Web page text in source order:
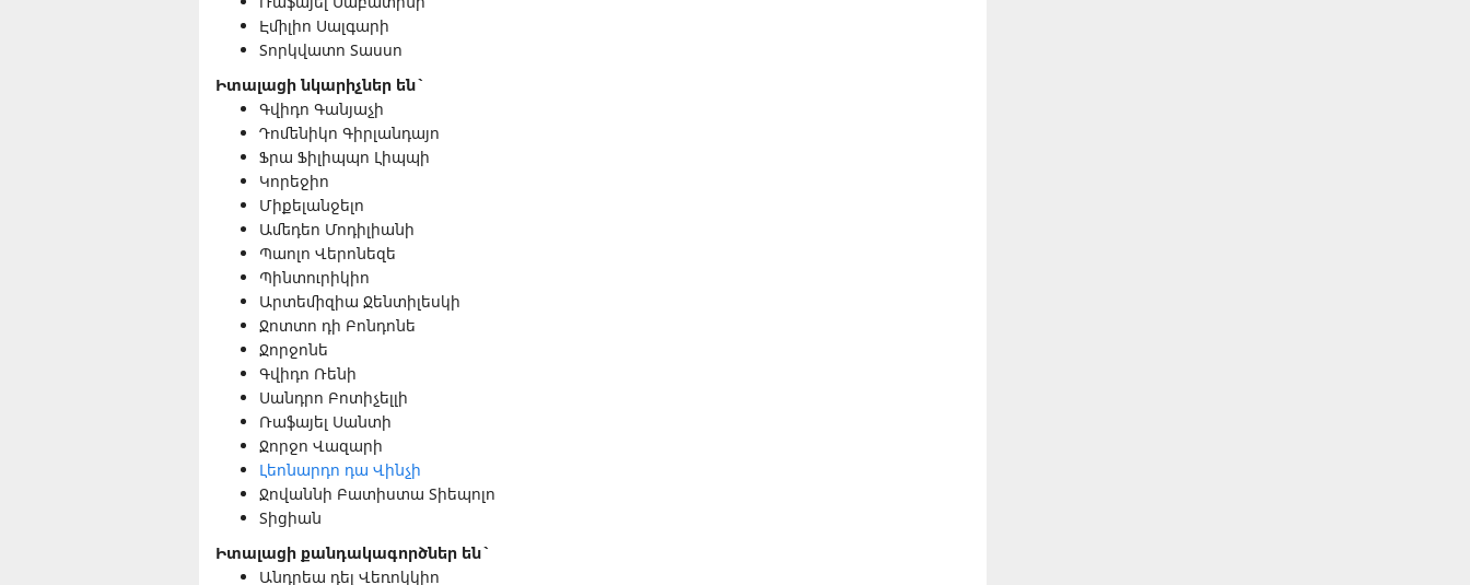
Էմիլիո Սալգարի
Տորկվատո Տասսո
Իտալացի նկարիչներ են`
Գվիդո Գանյաչի
Դոմենիկո Գիրլանդայո
Ֆրա Ֆիլիպպո Լիպպի
Կորեջիո
Միքելանջելո
Ամեդեո Մոդիլիանի
Պաոլո Վերոնեզե
Պինտուրիկիո
Արտեմիզիա Ջենտիլեսկի
Ջոտտո դի Բոնդոնե
Ջորջոնե
Գվիդո Ռենի
Սանդրո Բոտիչելլի
Ռաֆայել Սանտի
Ջորջո Վազարի
Լեոնարդո դա Վինչի
Ջովաննի Բատիստա Տիեպոլո
Տիցիան
Իտալացի քանդակագործներ են`
Անդրեա դել Վեռոկկիո